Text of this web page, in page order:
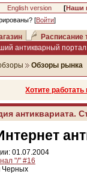
English version [Наши
[Войти]
Расписание
антикварный
Обзоры рынка
Хотите
антиквариата.
01.07.2004
"/" #16
Черных